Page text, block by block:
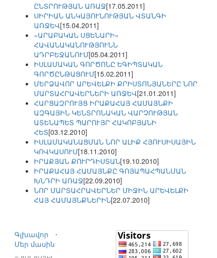
ԸՆՏՐՈՒԹՅԱՆ ԱՌԱՋ[17.05.2011]
ՍԻՐԻԱՆ ԱՆԿԱՅՈՒՆՈՒԹՅԱՆ ՎՏԱՆԳԻ
ԱՌՋԵՎ[15.04.2011]
«ԱՐԱԲԱԿԱՆ ՍՑԵՆԱՐԻ»
ՀԱՎԱՆԱԿԱՆՈՒԹՅՈՒՆՆ
ԱԴՐԲԵՋԱՆՈՒՄ[05.04.2011]
ԻՍԼԱՄԱԿԱՆ ԳՈՐԾՈՆԸ ԵԳԻՊՏԱԿԱՆ
ԳՈՐԾԸՆԹԱՑՈՒՄ[15.02.2011]
ՄԵՐՁԱՎՈՐ ԱՐԵՎԵԼՔԻ ՔՐԻՍՏՈՆՅԱՆԵՐԸ ՆՈՐ
ՄԱՐՏԱՀՐԱՎԵՐՆԵՐԻ ԱՌՋԵՎ[21.01.2011]
ՀԱՐՑԱԶՐՈՒՅՑ ԻՐԱՔԱՀԱՅ ՀԱՄԱՅՆՔԻ
ԱԶԳԱՅԻՆ ԿԵՆՏՐՈՆԱԿԱՆ ՎԱՐՉՈՒԹՅԱՆ
ԱՏԵՆԱՊԵՏ ՊԱՐՈՒՅՐ ՀԱԿՈԲՅԱՆԻ
ՀԵՏ[03.12.2010]
ԻՍԼԱՄԱԿԱՆԱՑՄԱՆ ՆՈՐ ԱԼԻՔ ՀՅՈՒՍԻՍԱՅԻՆ
ԿՈՎԿԱՍՈՒՄ[18.11.2010]
ԻՐԱՔՅԱՆ ՔՈՒՐԴԻՍՏԱՆ[19.10.2010]
ԻՐԱՔԱՀԱՅ ՀԱՄԱՅՆՔԸ ԳՈՅԱՊԱՀՊԱՆՄԱՆ
ԽՆԴՐԻ ԱՌԱՋ[22.09.2010]
ՆՈՐ ՄԱՐՏԱՀՐԱՎԵՐՆԵՐ ՄԻՋԻՆ ԱՐԵՎԵԼՔԻ
ՀԱՅ ՀԱՄԱՅՆՔՆԵՐԻՆ[22.07.2010]
Գլխավոր
⋅
Մեր մասին